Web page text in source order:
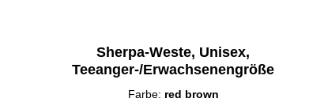
Sherpa-Weste, Unisex,
Teeanger-/Erwachsenengröße
Farbe: red brown